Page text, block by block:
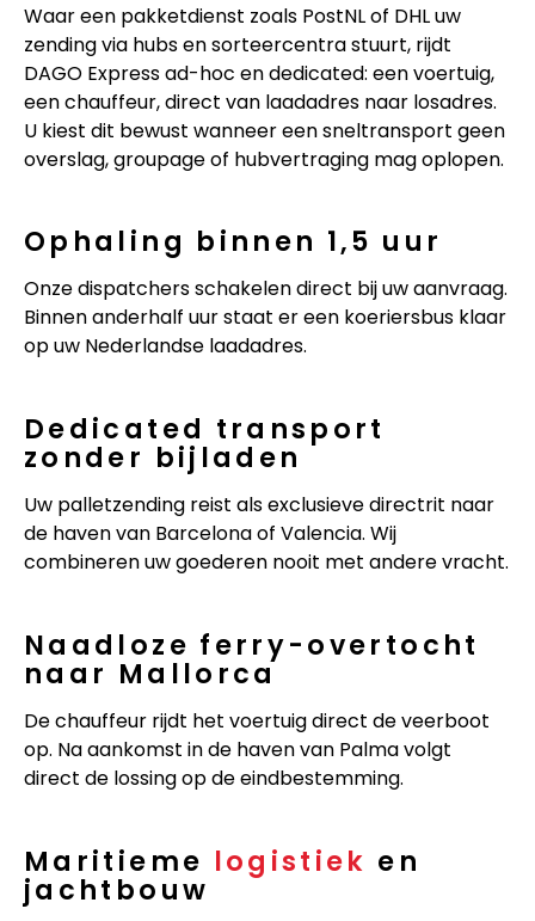
Waar een pakketdienst zoals PostNL of DHL uw
zending via hubs en sorteercentra stuurt, rijdt
DAGO Express ad-hoc en dedicated: een voertuig,
een chauffeur, direct van laadadres naar losadres.
U kiest dit bewust wanneer een sneltransport geen
overslag, groupage of hubvertraging mag oplopen.
Ophaling binnen 1,5 uur
Onze dispatchers schakelen direct bij uw aanvraag.
Binnen anderhalf uur staat er een koeriersbus klaar
op uw Nederlandse laadadres.
Dedicated transport
zonder bijladen
Uw palletzending reist als exclusieve directrit naar
de haven van Barcelona of Valencia. Wij
combineren uw goederen nooit met andere vracht.
Naadloze ferry-overtocht
naar Mallorca
De chauffeur rijdt het voertuig direct de veerboot
op. Na aankomst in de haven van Palma volgt
direct de lossing op de eindbestemming.
Maritieme logistiek en
jachtbouw